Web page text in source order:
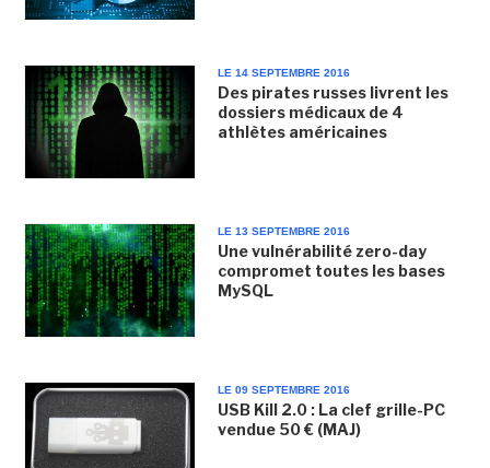
LE 14 SEPTEMBRE 2016
Des pirates russes livrent les
dossiers médicaux de 4
athlètes américaines
LE 13 SEPTEMBRE 2016
Une vulnérabilité zero-day
compromet toutes les bases
MySQL
LE 09 SEPTEMBRE 2016
USB Kill 2.0 : La clef grille-PC
vendue 50 € (MAJ)